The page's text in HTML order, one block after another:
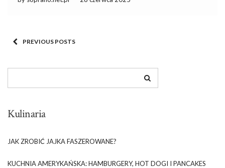
PREVIOUS POSTS
Kulinaria
JAK ZROBIĆ JAJKA FASZEROWANE?
KUCHNIA AMERYKAŃSKA: HAMBURGERY, HOT DOGI I PANCAKES